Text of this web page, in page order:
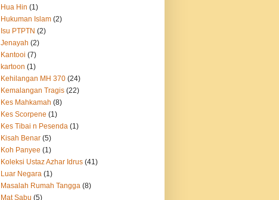
Hua Hin (1)
Hukuman Islam (2)
Isu PTPTN (2)
Jenayah (2)
Kantooi (7)
kartoon (1)
Kehilangan MH 370 (24)
Kemalangan Tragis (22)
Kes Mahkamah (8)
Kes Scorpene (1)
Kes Tibai n Pesenda (1)
Kisah Benar (5)
Koh Panyee (1)
Koleksi Ustaz Azhar Idrus (41)
Luar Negara (1)
Masalah Rumah Tangga (8)
Mat Sabu (5)